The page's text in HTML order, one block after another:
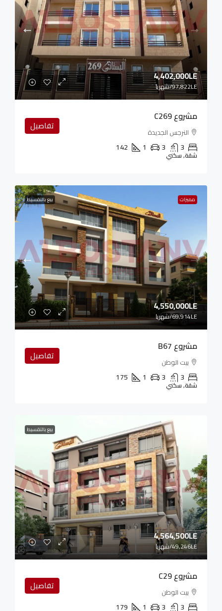
4,402,000LE
97,822LE/شهريا
مشروع C269
النرجس الجديدة
3
3
1
142
شقة, سكني
تفاصيل
مميزات بيع بالتقسيط
4,550,000LE
69,914LE/شهريا
مشروع B67
بيت الوطن
3
3
1
175
شقة, سكني
تفاصيل
بيع بالتقسيط
4,564,500LE
49,246LE/شهريا
مشروع C29
بيت الوطن
3
3
1
179
تفاصيل